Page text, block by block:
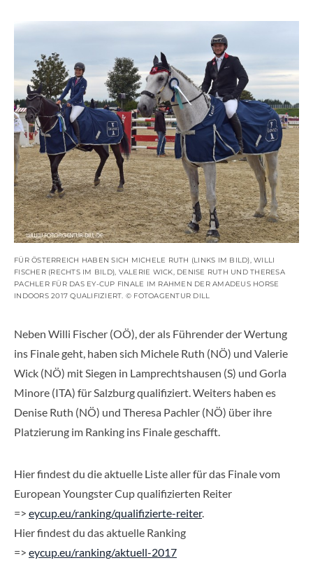
FÜR ÖSTERREICH HABEN SICH MICHELE RUTH (LINKS IM BILD), WILLI
FISCHER (RECHTS IM BILD), VALERIE WICK, DENISE RUTH UND THERESA
PACHLER FÜR DAS EY-CUP FINALE IM RAHMEN DER AMADEUS HORSE
INDOORS 2017 QUALIFIZIERT. © FOTOAGENTUR DILL
Neben Willi Fischer (OÖ), der als Führender der Wertung
ins Finale geht, haben sich Michele Ruth (NÖ) und Valerie
Wick (NÖ) mit Siegen in Lamprechtshausen (S) und Gorla
Minore (ITA) für Salzburg qualifiziert. Weiters haben es
Denise Ruth (NÖ) und Theresa Pachler (NÖ) über ihre
Platzierung im Ranking ins Finale geschafft.
Hier findest du die aktuelle Liste aller für das Finale vom
European Youngster Cup qualifizierten Reiter
=> eycup.eu/ranking/qualifizierte-reiter.
Hier findest du das aktuelle Ranking
=> eycup.eu/ranking/aktuell-2017